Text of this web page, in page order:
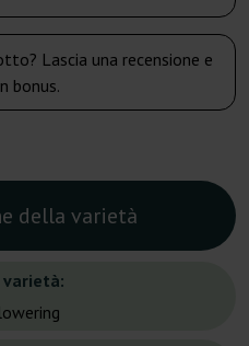
Lascia una recensione e
bonus.
della varietà